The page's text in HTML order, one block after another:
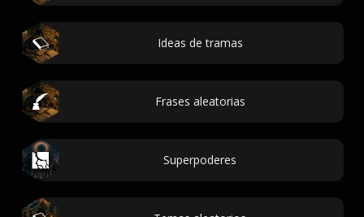
Ideas de tramas
Frases aleatorias
Superpoderes